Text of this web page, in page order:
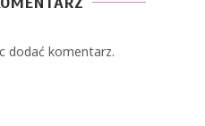
dodać komentarz.